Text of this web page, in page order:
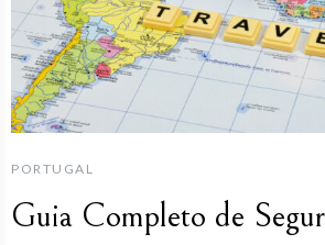
PORTUGAL
Guia Completo de